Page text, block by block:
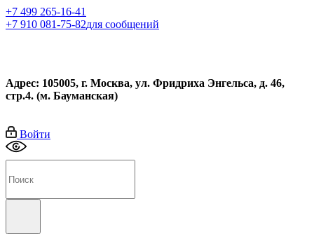
+7 499 265-16-41
+7 910 081-75-82для сообщений
Адрес: 105005, г. Москва, ул. Фридриха Энгельса, д. 46,
стр.4. (м. Бауманская)
Войти